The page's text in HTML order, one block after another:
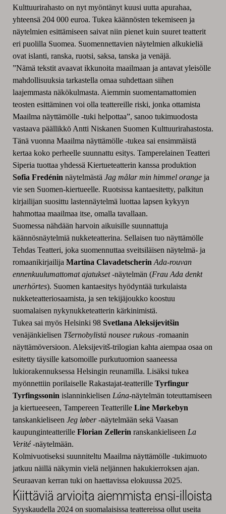
Kulttuurirahasto on nyt myöntänyt kuusi uutta apurahaa,
yhteensä 204 000 euroa. Tukea käännösten tekemiseen ja
näytelmien esittämiseen saivat niin pienet kuin suuret teatterit
eri puolilla Suomea. Suomennettavien näytelmien alkukieliä
ovat islanti, ranska, ruotsi, saksa, tanska ja venäjä.
”Nämä tekstit avaavat ikkunoita maailmaan ja antavat yleisölle
mahdollisuuksia tarkastella omaa suhdettaan siihen
laajemmasta näkökulmasta. Aiemmin suomentamattomien
teosten esittäminen voi olla teattereille riski, jonka ottamista
Maailma näyttämölle -tuki helpottaa”, sanoo tukimuodosta
vastaava päällikkö Antti Niskanen Suomen Kulttuurirahastosta.
Tänä vuonna Maailma näyttämölle -tukea sai ensimmäistä
kertaa koko perheelle suunnattu esitys. Tamperelainen Teatteri
Siperia tuottaa yhdessä Kiertueteatterin kanssa produktion
Sofia Fredénin näytelmästä Jag målar min himmel orange ja
vie sen Suomen-kiertueelle. Ruotsissa kantaesitetty, palkitun
kirjailijan suosittu lastennäytelmä luottaa lapsen kykyyn
hahmottaa maailmaa itse, omalla tavallaan.
Suomessa nähdään harvoin aikuisille suunnattuja
käännösnäytelmiä nukketeatterina. Sellaisen tuo näyttämölle
Tehdas Teatteri, joka suomennuttaa sveitsiläisen näytelmä- ja
romaanikirjailija Martina Clavadetscherin Ada-rouvan
ennenkuulumattomat ajatukset-näytelmän (Frau Ada denkt
unerhörtes). Suomen kantaesitys hyödyntää turkulaista
nukketeatteriosaamista, ja sen tekijäjoukko koostuu
suomalaisen nykynukketeatterin kärkinimistä.
Tukea sai myös Helsinki 98 Svetlana Aleksijevitšin
venäjänkielisen Tšernobylistä nousee rukous-romaanin
näyttämöversioon. Aleksijevitš-trilogian kahta aiempaa osaa on
esitetty täysille katsomoille purkutuomion saaneessa
lukiorakennuksessa Helsingin reunamilla. Lisäksi tukea
myönnettiin porilaiselle Rakastajat-teatterille Tyrfingur
Tyrfingssonin islanninkielisen Lúna-näytelmän toteuttamiseen
ja kiertueeseen, Tampereen Teatterille Line Mørkebyn
tanskankieliseen Jeg løber-näytelmään sekä Vaasan
kaupunginteatterille Florian Zellerin ranskankieliseen La
Verité-näytelmään.
Kolmivuotiseksi suunniteltu Maailma näyttämölle -tukimuoto
jatkuu näillä näkymin vielä neljännen hakukierroksen ajan.
Seuraavan kerran tuki on haettavissa elokuussa 2025.
Kiittäviä arvioita aiemmista ensi-illoista
Syyskaudella 2024 on suomalaisissa teattereissa ollut useita